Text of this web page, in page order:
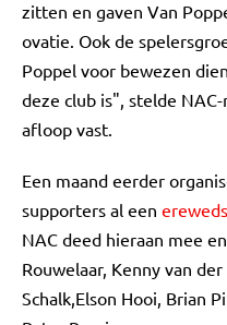
zitten en gaven Van
ovatie. Ook de
Poppel voor bewezen
deze club is", stelde
afloop vast.
Een maand eerder
supporters al een
NAC deed hieraan mee
Rouwelaar, Kenny van
Schalk,Elson Hooi, Brian